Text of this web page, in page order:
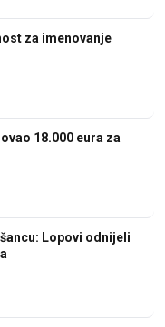
za imenovanje
18.000 eura za
Lopovi odnijeli